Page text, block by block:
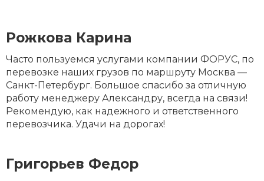
Рожкова Карина
Часто пользуемся услугами компании ФОРУС, по
перевозке наших грузов по маршруту Москва —
Санкт-Петербург. Большое спасибо за отличную
работу менеджеру Александру, всегда на связи!
Рекомендую, как надежного и ответственного
перевозчика. Удачи на дорогах!
Григорьев Федор